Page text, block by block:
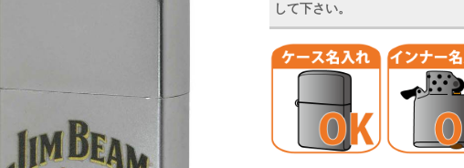
して下さい。